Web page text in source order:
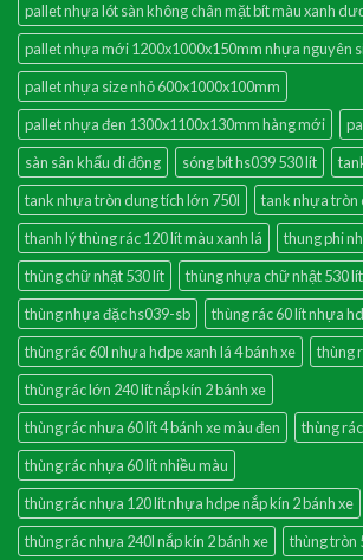
pallet nhựa lót sàn không chân mặt bít màu xanh
pallet nhựa mới 1200x1000x150mm nhựa nguyên
pallet nhựa size nhỏ 600x1000x100mm
pallet nhựa đen 1300x1100x130mm hàng mới
sàn sân khấu di động
sóng bít hs039 530 lít
tank nhựa tròn dung tích lớn 750l
tank nhựa tròn
thanh lý thùng rác 120 lít màu xanh lá
thung phi
thùng chữ nhật 530 lít
thùng nhựa chữ nhật 530
thùng nhựa đặc hs039-sb
thùng rác 60 lít nhựa
thùng rác 60l nhựa hdpe xanh lá 4 bánh xe
thùng
thùng rác lớn 240 lít nắp kín 2 bánh xe
thùng rác nhưa 60 lít 4 bánh xe màu đen
thùng
thùng rác nhựa 60 lít nhiều màu
thùng rác nhựa 120 lít nhựa hdpe nắp kín 2 bánh xe
thùng rác nhựa 240l nắp kín 2 bánh xe
thùng tròn